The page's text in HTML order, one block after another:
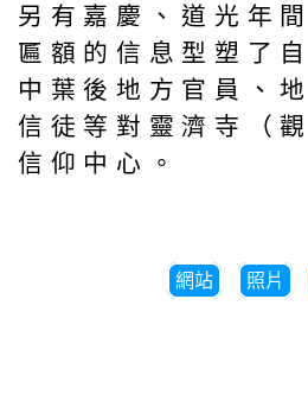
另有嘉慶、道光年
匾額的信息型塑了
中葉後地方官員、
信徒等對靈濟寺（
信仰中心。
網站 照片